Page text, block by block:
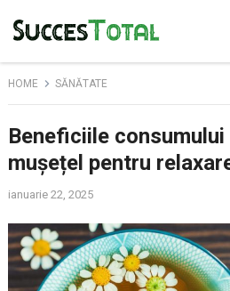
HOME SĂNĂTATE
Beneficiile consumului
mușețel pentru
ianuarie 22, 2025